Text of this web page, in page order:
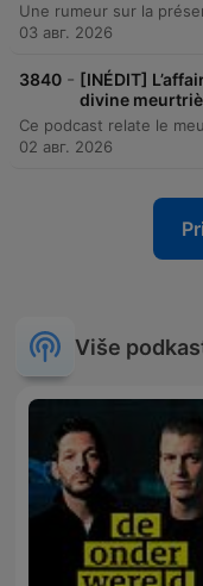
03 авг. 2026
3840 - [INÉDIT]
divine
02 авг. 2026
Više